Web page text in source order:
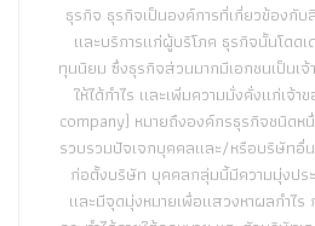
ธุรกิจ ธุรกิจเป็นองค์การที่เกี่ยวข้องกั
และบริการแก่ผู้บริโภค ธุรกิจนั้นโดด
ทุนนิยม ซึ่งธุรกิจส่วนมากมีเอกชนเป็นเจ้
ให้ได้กำไร และเพิ่มความมั่งคั่งแก่เจ้
company) หมายถึงองค์กรธุรกิจชนิดห
รวบรวมปัจเจกบุคคลและ/หรือบริษัทอื่
ก่อตั้งบริษัท บุคคลกลุ่มนี้มีความมุ่งปร
และมีจุดมุ่งหมายเพื่อแสวงหาผลกำไร